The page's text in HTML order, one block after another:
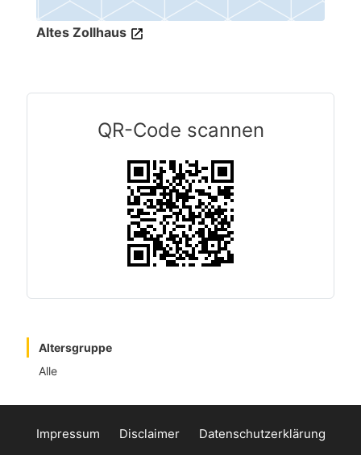
Altes Zollhaus
QR-Code scannen
Altersgruppe
Alle
Impressum Disclaimer Datenschutzerklärung